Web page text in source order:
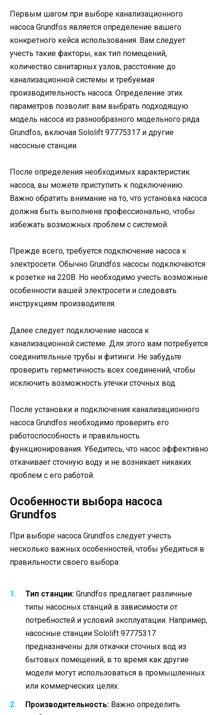
Первым шагом при выборе канализационного
насоса Grundfos является определение вашего
конкретного кейса использования. Вам следует
учесть такие факторы, как тип помещений,
количество санитарных узлов, расстояние до
канализационной системы и требуемая
производительность насоса. Определение этих
параметров позволит вам выбрать подходящую
модель насоса из разнообразного модельного ряда
Grundfos, включая Sololift 97775317 и другие
насосные станции.
После определения необходимых характеристик
насоса, вы можете приступить к подключению.
Важно обратить внимание на то, что установка насоса
должна быть выполнена профессионально, чтобы
избежать возможных проблем с системой.
Прежде всего, требуется подключение насоса к
электросети. Обычно Grundfos насосы подключаются
к розетке на 220В. Но необходимо учесть возможные
особенности вашей электросети и следовать
инструкциям производителя.
Далее следует подключение насоса к
канализационной системе. Для этого вам потребуется
соединительные трубы и фитинги. Не забудьте
проверить герметичность всех соединений, чтобы
исключить возможность утечки сточных вод.
После установки и подключения канализационного
насоса Grundfos необходимо проверить его
работоспособность и правильность
функционирования. Убедитесь, что насос эффективно
откачивает сточную воду и не возникает никаких
проблем с его работой.
Особенности выбора насоса
Grundfos
При выборе насоса Grundfos следует учесть
несколько важных особенностей, чтобы убедиться в
правильности своего выбора:
Тип станции: Grundfos предлагает различные
типы насосных станций в зависимости от
потребностей и условий эксплуатации. Например,
насосные станции Sololift 97775317
предназначены для откачки сточных вод из
бытовых помещений, в то время как другие
модели могут использоваться в промышленных
или коммерческих целях.
Производительность: Важно определить